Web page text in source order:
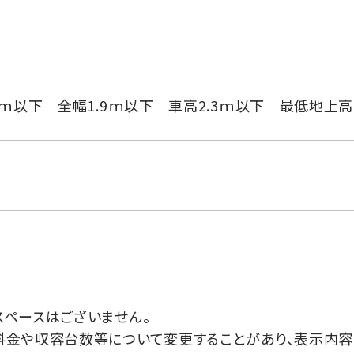
以下 全幅1.9ｍ以下 車高2.3ｍ以下 最低地上高
ースはございません。
や収容台数等について変更することがあり、表示内